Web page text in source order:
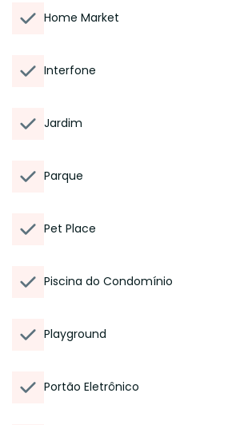
Home Market
Interfone
Jardim
Parque
Pet Place
Piscina do Condomínio
Playground
Portão Eletrônico